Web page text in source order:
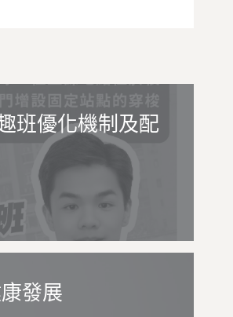
班優化機制及配
發展